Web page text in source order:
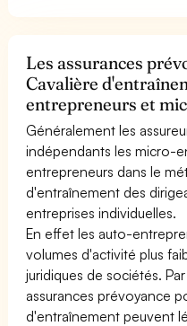
Les assurances
Cavalière
entrepreneurs et
Généralement les
indépendants les micro-
entrepreneurs dans le
d'entraînement des
entreprises individuelles.
En effet les auto-
volumes d'activité plus
juridiques de sociétés.
assurances prévoyance
d'entraînement peuvent